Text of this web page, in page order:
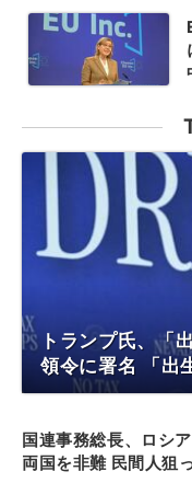
トランプ氏、「
領令に署名 「出
国連事務総長、ロシ
両国を非難 民間人狙